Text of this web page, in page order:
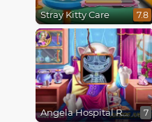
Stray Kitty Care 7.8
Angela Hospital Recovery 7